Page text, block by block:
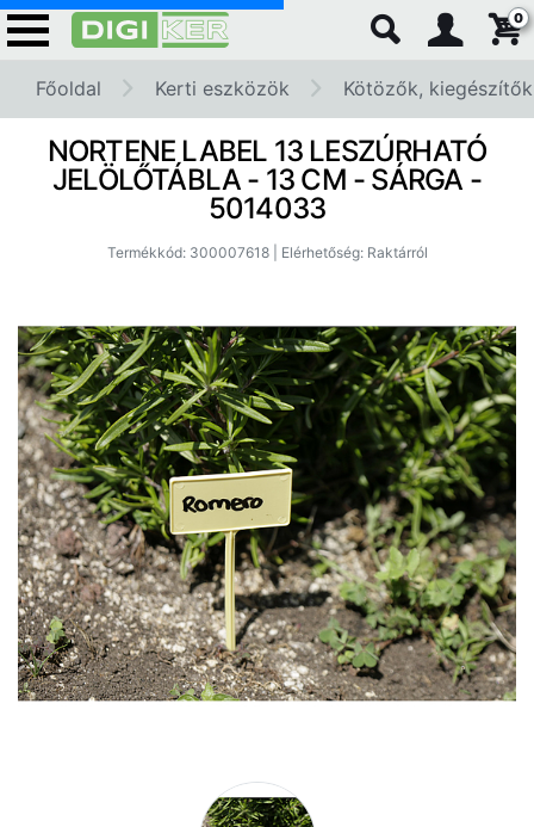
0
Főoldal Kerti eszközök Kötözők, kiegészítők
NORTENE LABEL 13 LESZÚRHATÓ
JELÖLŐTÁBLA - 13 CM - SÁRGA -
5014033
Termékkód: 300007618 | Elérhetőség: Raktárról